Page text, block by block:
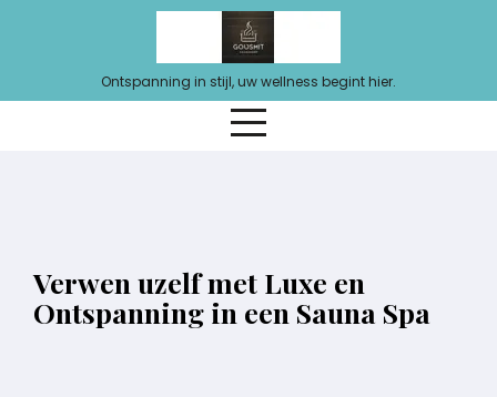
Ontspanning in stijl, uw wellness begint hier.
Verwen uzelf met Luxe en
Ontspanning in een Sauna Spa